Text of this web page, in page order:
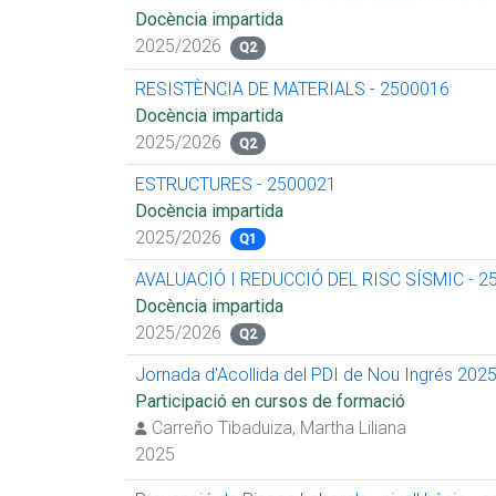
Docència impartida
2025/2026
Q2
RESISTÈNCIA DE MATERIALS - 2500016
Docència impartida
2025/2026
Q2
ESTRUCTURES - 2500021
Docència impartida
2025/2026
Q1
AVALUACIÓ I REDUCCIÓ DEL RISC SÍSMIC -
Docència impartida
2025/2026
Q2
Jornada d'Acollida del PDI de Nou Ingrés 2025
Participació en cursos de formació
Carreño Tibaduiza, Martha Liliana
2025